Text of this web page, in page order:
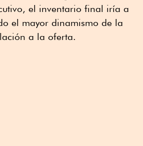
el inventario final iría a
el mayor dinamismo de la
a la oferta.